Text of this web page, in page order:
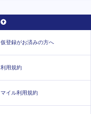
仮登録がお済みの方へ
利用規約
マイル利用規約